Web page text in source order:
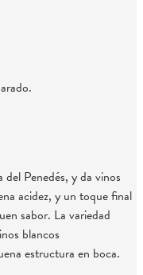
del Penedés, y da vinos
acidez, y un toque final
sabor. La variedad
blancos
estructura en boca.